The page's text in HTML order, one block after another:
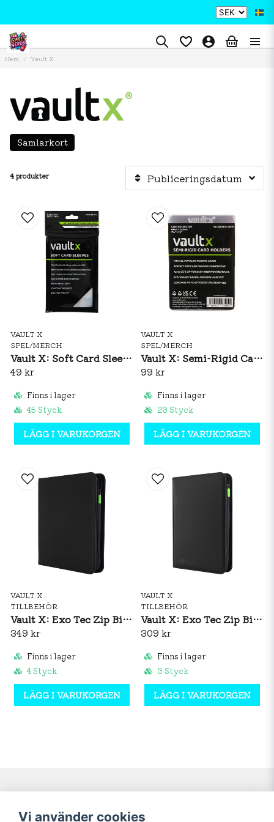
Hem Vault X
Samlarkort
4 produkter Publiceringsdatum
VAULT X
SPEL/MERCH
Vault X: Soft Card Sleeves 200-pack
49 kr
Finns i lager
45 Styck
LÄGG I VARUKORGEN
VAULT X
SPEL/MERCH
Vault X: Semi-Rigid Card Holders 50-Pack
99 kr
Finns i lager
23 Styck
LÄGG I VARUKORGEN
VAULT X
TILLBEHÖR
Vault X: Exo Tec Zip Binder 12-Pocket (Black)
349 kr
Finns i lager
4 Styck
LÄGG I VARUKORGEN
VAULT X
TILLBEHÖR
Vault X: Exo Tec Zip Binder 9-Pocket (Black)
309 kr
Finns i lager
3 Styck
LÄGG I VARUKORGEN
Navigering Mitt konto
Vi använder cookies